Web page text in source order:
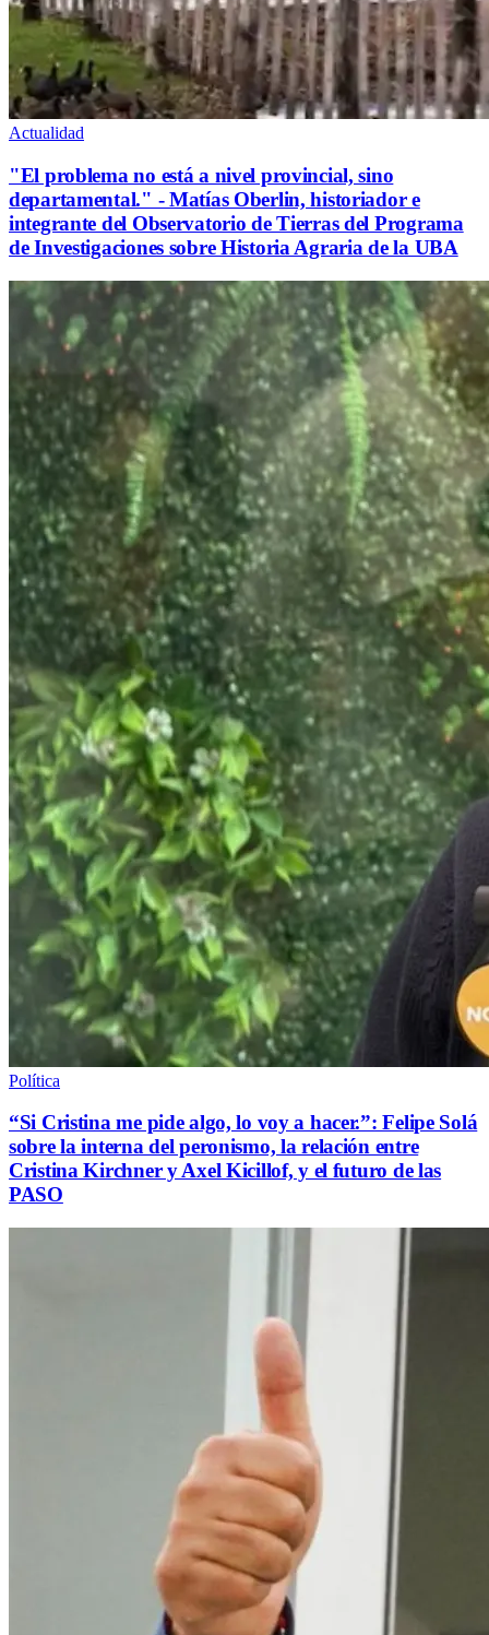
Actualidad
"El problema no está a nivel provincial, sino
departamental." - Matías Oberlin, historiador e
integrante del Observatorio de Tierras del Programa
de Investigaciones sobre Historia Agraria de la UBA
Política
“Si Cristina me pide algo, lo voy a hacer.”: Felipe Solá
sobre la interna del peronismo, la relación entre
Cristina Kirchner y Axel Kicillof, y el futuro de las
PASO